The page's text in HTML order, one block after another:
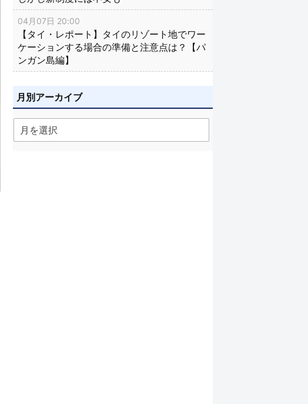
04月07日 20:00
【タイ・レポート】タイのリゾート地でワー
ケーションする場合の準備と注意点は？【パ
ンガン島編】
月別アーカイブ